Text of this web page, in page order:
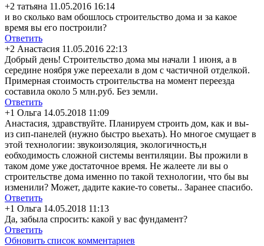
+2 татьяна 11.05.2016 16:14
и во сколько вам обошлось строительство дома и за какое
время вы его построили?
Ответить
+2 Анастасия 11.05.2016 22:13
Добрый день! Строительство дома мы начали 1 июня, а в
середине ноября уже переехали в дом с частичной отделкой.
Примерная стоимость строительства на момент переезда
составила около 5 млн.руб. Без земли.
Ответить
+1 Ольга 14.05.2018 11:09
Анастасия, здравствуйте. Планируем строить дом, как и вы-
из сип-панелей (нужно быстро вьехать). Но многое смущает в
этой технологии: звукоизоляция, экологичность,н
еобходимость сложной системы вентиляции. Вы прожили в
таком доме уже достаточное время. Не жалеете ли вы о
строительстве дома именно по такой технологии, что бы вы
изменили? Может, дадите какие-то советы.. Заранее спасибо.
Ответить
+1 Ольга 14.05.2018 11:13
Да, забыла спросить: какой у вас фундамент?
Ответить
Обновить список комментариев